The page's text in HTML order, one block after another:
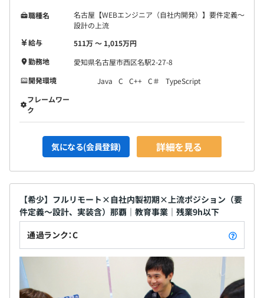
職種名
名古屋【WEBエンジニア（自社内開発）】要件定義～
設計の上流
給与
511万 〜 1,015万円
勤務地
愛知県名古屋市西区名駅2-27-8
開発環境
Java C C++ C＃
TypeScript
フレームワー
ク
気になる(会員登録) 詳細を見る
【希少】フルリモート×自社内製初期×上流ポジション（要
件定義～設計、実装含）那覇｜教育事業｜残業9h以下
通過ランク：C